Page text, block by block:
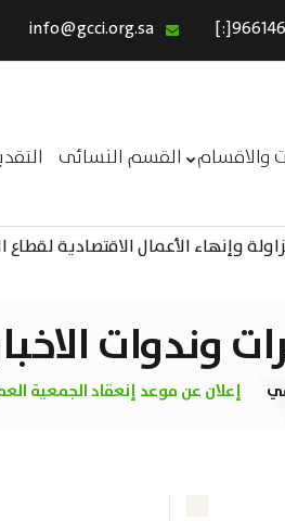
والاقسام القسم النسائى
الرئيسية
عن الغرفة
القسم النسائى
استبيان معوقات
وإنهاء الأعمال الاقتصادية لقطاع
وندوات
إعلان عن موعد إنعقاد الجمعية